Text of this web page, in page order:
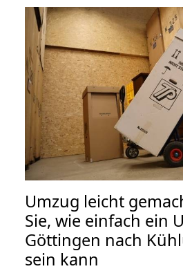
Umzug leicht
Sie, wie einfach ein
Göttingen nach
sein kann